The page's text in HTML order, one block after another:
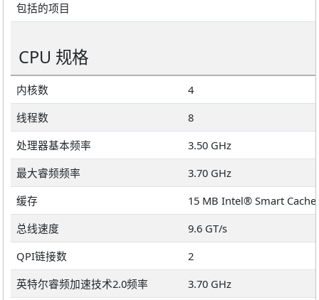
包括的项目
CPU 规格
内核数
4
线程数
8
处理器基本频率
3.50 GHz
最大睿频频率
3.70 GHz
缓存
15 MB Intel® Smart Cache
总线速度
9.6 GT/s
QPI链接数
2
英特尔睿频加速技术2.0频率
3.70 GHz